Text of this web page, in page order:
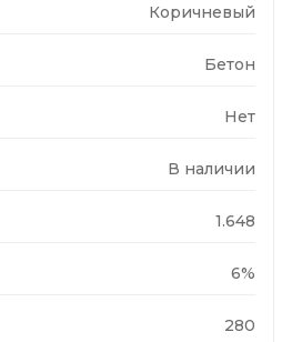
Коричневый
Бетон
Нет
В наличии
1.648
6%
280